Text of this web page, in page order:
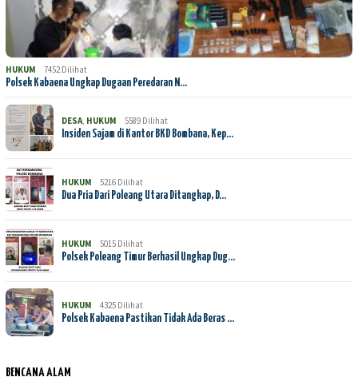
HUKUM
7452 Dilihat
Polsek Kabaena Ungkap Dugaan Peredaran N…
DESA, HUKUM
5589 Dilihat
Insiden Sajam di Kantor BKD Bombana, Kep…
HUKUM
5216 Dilihat
Dua Pria Dari Poleang Utara Ditangkap, D…
HUKUM
5015 Dilihat
Polsek Poleang Timur Berhasil Ungkap Dug…
HUKUM
4325 Dilihat
Polsek Kabaena Pastikan Tidak Ada Beras …
BENCANA ALAM